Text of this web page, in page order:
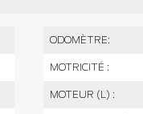
ODOMÈTRE:
MOTRICITÉ :
MOTEUR (L) :